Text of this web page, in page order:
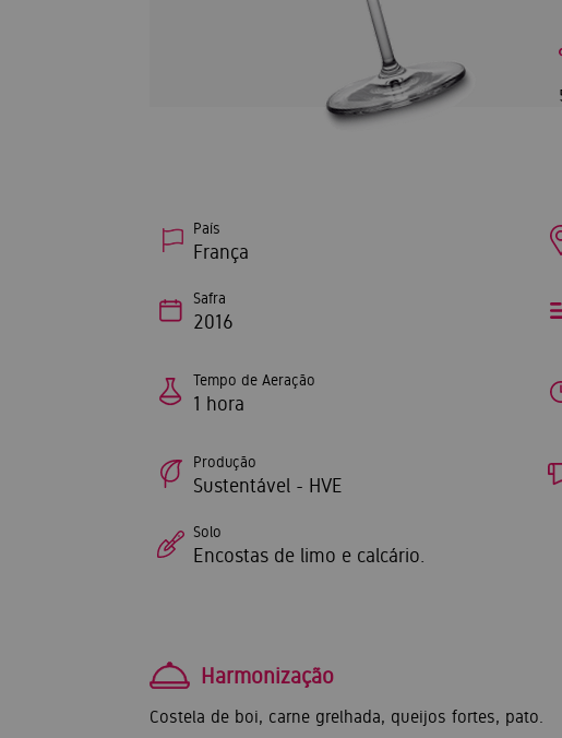
País
França
Safra
2016
Tempo de Aeração
1 hora
Produção
Sustentável - HVE
Solo
Encostas de limo e calcário.
Harmonização
Costela de boi, carne grelhada, queijos fortes, pato.